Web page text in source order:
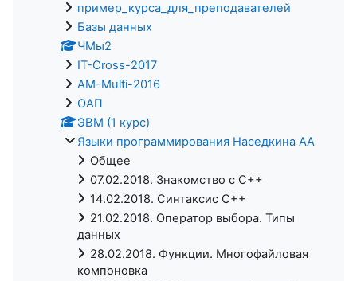
пример_курса_для_преподавателей
Базы данных
ЧМы2
IT-Cross-2017
AM-Multi-2016
ОАП
ЭВМ (1 курс)
Языки программирования Наседкина АА
Общее
07.02.2018. Знакомство с C++
14.02.2018. Синтаксис C++
21.02.2018. Оператор выбора. Типы
данных
28.02.2018. Функции. Многофайловая
компоновка